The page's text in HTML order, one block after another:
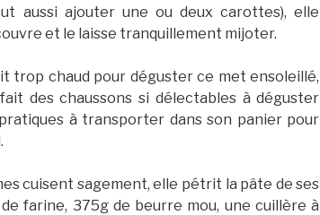
aussi ajouter une ou deux carottes), elle
et le laisse tranquillement mijoter.
trop chaud pour déguster ce met ensoleillé,
des chaussons si délectables à déguster
à transporter dans son panier pour
cuisent sagement, elle pétrit la pâte de ses
farine, 375g de beurre mou, une cuillère à